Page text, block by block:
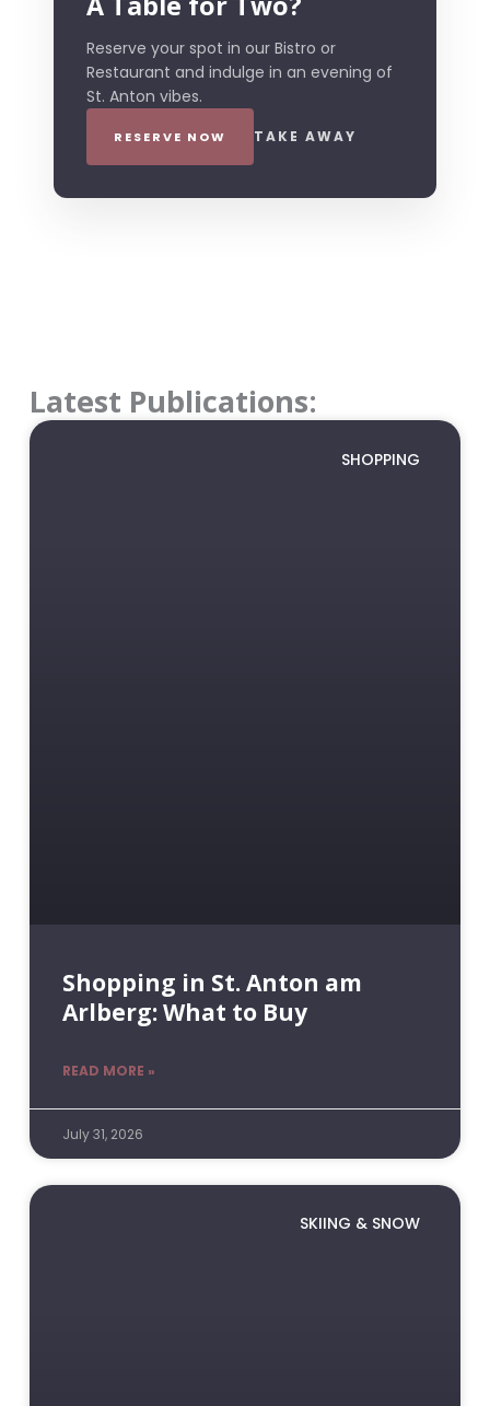
Reserve your spot in our Bistro or
Restaurant and indulge in an evening of
St. Anton vibes.
RESERVE NOW TAKE AWAY
Latest Publications:
SHOPPING
Shopping in St. Anton am
Arlberg: What to Buy
READ MORE »
July 31, 2026
SKIING & SNOW